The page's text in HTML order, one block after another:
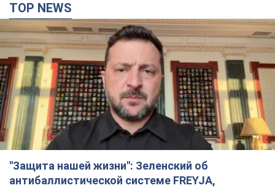
TOP NEWS
"Защита нашей жизни": Зеленский об
антибаллистической системе FREYJA,